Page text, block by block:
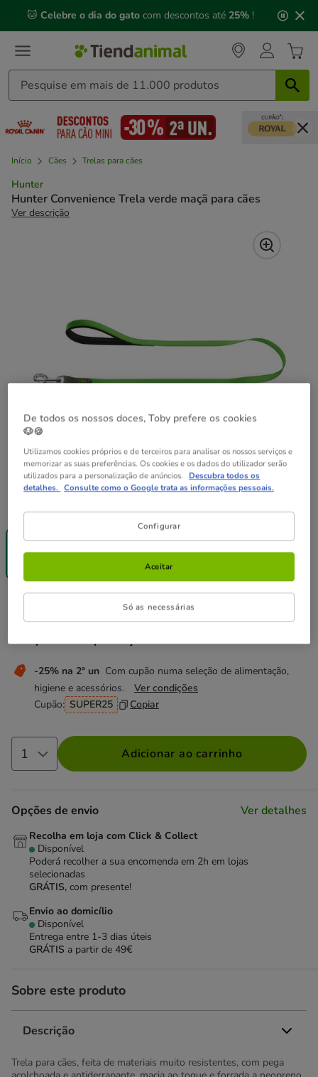
mensagem,
🐱 Celebre o dia do gato com descontos até 25% !
Início Cães Trelas para cães
Hunter
Hunter Convenience Trela verde maçã para cães
Ver descrição
2 x 120 cm
un.
Não perca esta promoção
-25% na 2ª un Com cupão numa seleção de alimentação,
higiene e acessórios.
Ver condições
Cupão: SUPER25 Copiar
Adicionar ao carrinho
Opções de envio Ver detalhes
Recolha em loja com Click & Collect
Disponível
Poderá recolher a sua encomenda em 2h em lojas
selecionadas
GRÁTIS, com presente!
Envio ao domicílio
Disponível
Entrega entre 1-3 dias úteis
GRÁTIS a partir de 49€
Sobre este produto
Descrição
Trela para cães, feita de materiais muito resistentes, com pega
De todos os nossos doces, Toby prefere os cookies
🐶🍪
Utilizamos cookies próprios e de terceiros para analisar os nossos serviços e
memorizar as suas preferências. Os cookies e os dados do utilizador serão
utilizados para a personalização de anúncios. Descubra todos os
detalhes. Consulte como o Google trata as informações pessoais.
Configurar
Só as necessárias
Aceitar